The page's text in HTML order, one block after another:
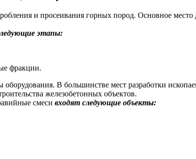
и просеивания горных пород. Основное
этапы:
фракции.
В большинстве мест разработки
железобетонных объектов.
смеси входят следующие объекты: